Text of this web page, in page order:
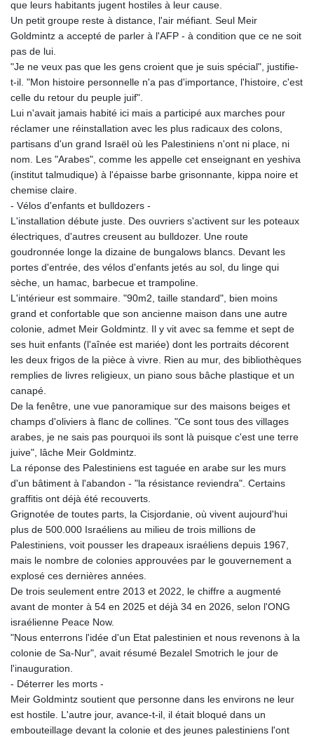
JEP 0.859288
JMD 183.583315
JPY 182.445186
KES 148.887592
KHR
4685.244046
KMF 492.514185
KRW
1627.712241
KZT 541.784389
LAK
26108.437325
LBP
103531.946431
LKR 387.745291
LRD 209.896866
LSL 18.648909
LTL 3.413768
LVL 0.699335
LYD 7.358849
MDL 20.102303
MGA
4982.944983
MMK
2427.367709
4157.510076
MOP 9.34149
MRU 46.349915
MUR 54.396619
MWK
2008.207995
MYR 4.728715
MZN 73.882892
1577.963717
NIO 42.540713
NOK 10.99759
que leurs habitants jugent hostiles à leur cause.
Un petit groupe reste à distance, l'air méfiant. Seul Meir
Goldmintz a accepté de parler à l'AFP - à condition que ce ne soit
pas de lui.
"Je ne veux pas que les gens croient que je suis spécial", justifie-
t-il. "Mon histoire personnelle n'a pas d'importance, l'histoire, c'est
celle du retour du peuple juif".
Lui n'avait jamais habité ici mais a participé aux marches pour
réclamer une réinstallation avec les plus radicaux des colons,
partisans d'un grand Israël où les Palestiniens n'ont ni place, ni
nom. Les "Arabes", comme les appelle cet enseignant en yeshiva
(institut talmudique) à l'épaisse barbe grisonnante, kippa noire et
chemise claire.
- Vélos d'enfants et bulldozers -
L'installation débute juste. Des ouvriers s'activent sur les poteaux
électriques, d'autres creusent au bulldozer. Une route
goudronnée longe la dizaine de bungalows blancs. Devant les
portes d'entrée, des vélos d'enfants jetés au sol, du linge qui
sèche, un hamac, barbecue et trampoline.
L'intérieur est sommaire. "90m2, taille standard", bien moins
grand et confortable que son ancienne maison dans une autre
colonie, admet Meir Goldmintz. Il y vit avec sa femme et sept de
ses huit enfants (l'aînée est mariée) dont les portraits décorent
les deux frigos de la pièce à vivre. Rien au mur, des bibliothèques
remplies de livres religieux, un piano sous bâche plastique et un
canapé.
De la fenêtre, une vue panoramique sur des maisons beiges et
champs d'oliviers à flanc de collines. "Ce sont tous des villages
arabes, je ne sais pas pourquoi ils sont là puisque c'est une terre
juive", lâche Meir Goldmintz.
La réponse des Palestiniens est taguée en arabe sur les murs
d'un bâtiment à l'abandon - "la résistance reviendra". Certains
graffitis ont déjà été recouverts.
Grignotée de toutes parts, la Cisjordanie, où vivent aujourd'hui
plus de 500.000 Israéliens au milieu de trois millions de
Palestiniens, voit pousser les drapeaux israéliens depuis 1967,
mais le nombre de colonies approuvées par le gouvernement a
explosé ces dernières années.
De trois seulement entre 2013 et 2022, le chiffre a augmenté
avant de monter à 54 en 2025 et déjà 34 en 2026, selon l'ONG
israélienne Peace Now.
"Nous enterrons l'idée d'un Etat palestinien et nous revenons à la
colonie de Sa-Nur", avait résumé Bezalel Smotrich le jour de
l'inauguration.
- Déterrer les morts -
Meir Goldmintz soutient que personne dans les environs ne leur
est hostile. L'autre jour, avance-t-il, il était bloqué dans un
embouteillage devant la colonie et des jeunes palestiniens l'ont